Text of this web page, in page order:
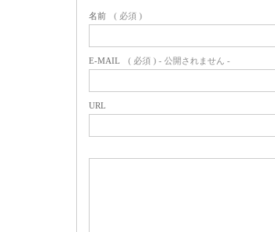
名前 ( 必須 )
E-MAIL ( 必須 ) - 公開されません -
URL